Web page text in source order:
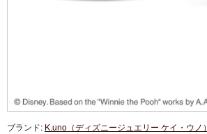
ブランド: K.uno（ディズニージュエリー ケイ・ウノ）